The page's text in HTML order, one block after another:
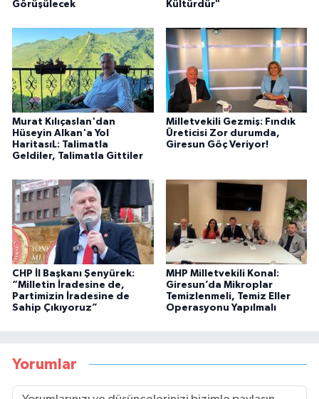
Görüşülecek Kültürdür"
Murat Kılıçaslan'dan
Hüseyin Alkan'a Yol
HaritasıL: Talimatla
Geldiler, Talimatla Gittiler
Milletvekili Gezmiş: Fındık
Üreticisi Zor durumda,
Giresun Göç Veriyor!
CHP İl Başkanı Şenyürek:
“Milletin İradesine de,
Partimizin İradesine de
Sahip Çıkıyoruz”
MHP Milletvekili Konal:
Giresun’da Mikroplar
Temizlenmeli, Temiz Eller
Operasyonu Yapılmalı
Yorumlar